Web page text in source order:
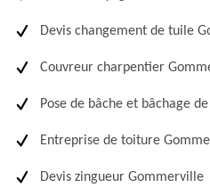
Devis changement de tuile
Couvreur charpentier
Pose de bâche et bâchage
Entreprise de toiture
Devis zingueur Gommerville